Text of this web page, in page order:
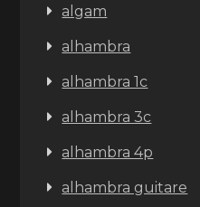
algam
alhambra
alhambra 1c
alhambra 3c
alhambra 4p
alhambra guitare